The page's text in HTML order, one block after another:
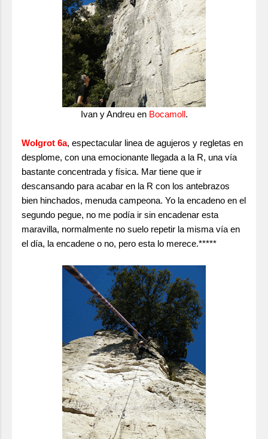
Ivan y Andreu en Bocamoll.
Wolgrot 6a, espectacular linea de agujeros y regletas en
desplome, con una emocionante llegada a la R, una vía
bastante concentrada y física. Mar tiene que ir
descansando para acabar en la R con los antebrazos
bien hinchados, menuda campeona. Yo la encadeno en el
segundo pegue, no me podía ir sin encadenar esta
maravilla, normalmente no suelo repetir la misma vía en
el día, la encadene o no, pero esta lo merece.*****